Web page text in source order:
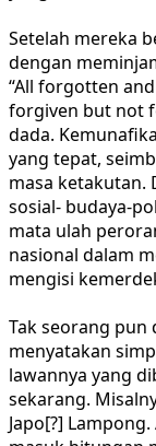
Setelah mereka
dengan
“All forgotten
forgiven but not
dada.
yang tepat,
masa ketakutan.
sosial- budaya-
mata ulah
nasional dalam
mengisi
Tak seorang pun
menyatakan
lawannya yang
sekarang.
Japo[?]